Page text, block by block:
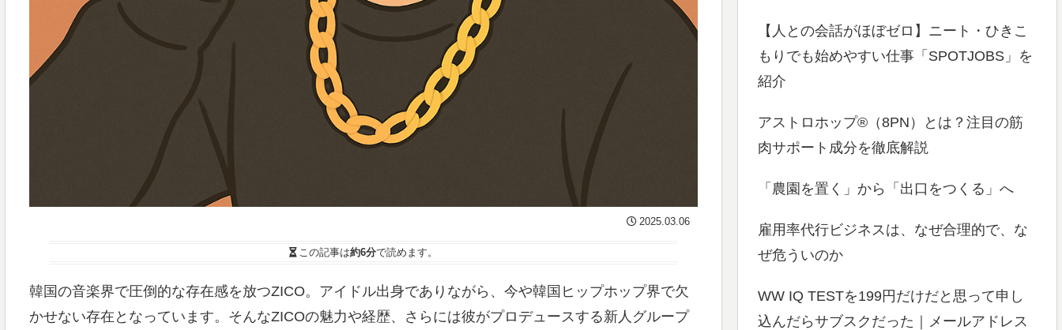
2025.03.06
この記事は約6分で読めます。
韓国の音楽界で圧倒的な存在感を放つZICO。アイドル出身でありながら、今や韓国ヒップホップ界で欠
かせない存在となっています。そんなZICOの魅力や経歴、さらには彼がプロデュースする新人グループ
【人との会話がほぼゼロ】ニート・ひきこ
もりでも始めやすい仕事「SPOTJOBS」を
紹介
アストロホップ®（8PN）とは？注目の筋
肉サポート成分を徹底解説
「農園を置く」から「出口をつくる」へ
雇用率代行ビジネスは、なぜ合理的で、な
ぜ危ういのか
WW IQ TESTを199円だけだと思って申し
込んだらサブスクだった｜メールアドレス